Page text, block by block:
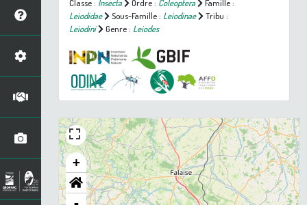
Classe : Insecta Ordre : Coleoptera
Famille :
Leiodidae
Sous-Famille : Leiodinae
Tribu :
Leiodini
Genre : Leiodes
+